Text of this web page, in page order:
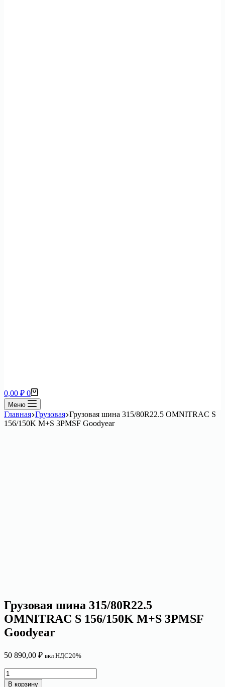
Корзина
0,00 ₽ 0
Меню
Главная Грузовая Грузовая шина 315/80R22.5 OMNITRAC S
156/150K M+S 3PMSF Goodyear
Грузовая шина 315/80R22.5
OMNITRAC S 156/150K M+S 3PMSF
Goodyear
50 890,00 ₽ вкл НДС20%
Количество
товара
В корзину